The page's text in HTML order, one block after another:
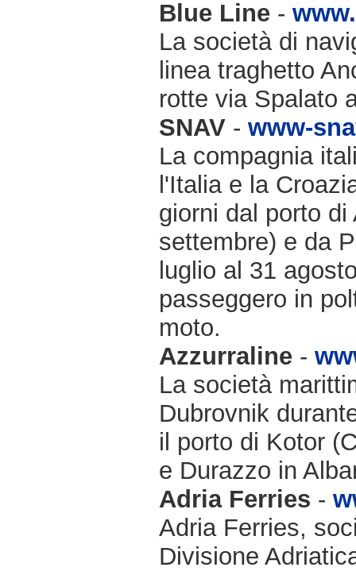
Blue Line -
La società di
linea traghetto
rotte via Spalato
SNAV - www-
La compagnia
l'Italia e la
giorni dal porto
settembre) e da
luglio al 31
passeggero in
moto.
Azzurraline -
La società
Dubrovnik
il porto di Kotor
e Durazzo in
Adria Ferries -
Adria Ferries,
Divisione